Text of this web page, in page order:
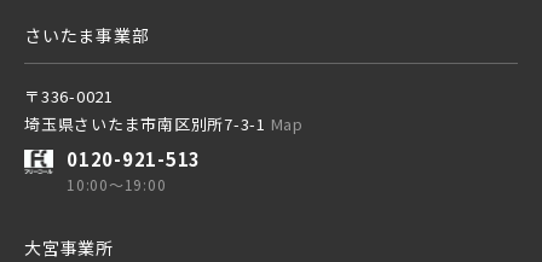
さいたま事業部
〒336-0021
埼玉県さいたま市南区別所7-3-1 Map
0120-921-513
10:00～19:00
大宮事業所